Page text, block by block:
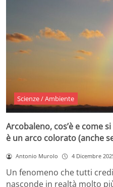
Scienze / Ambiente
Arcobaleno, cos’è e come
è un arco colorato (anche
Antonio Murolo 4 Dicembre
Un fenomeno che tutti
nasconde in realtà molto